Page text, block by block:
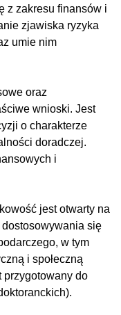
z zakresu finansów i
zjawiska ryzyka
umie nim
oraz
wnioski. Jest
o charakterze
doradczej.
i
jest otwarty na
się
w tym
i społeczną
do